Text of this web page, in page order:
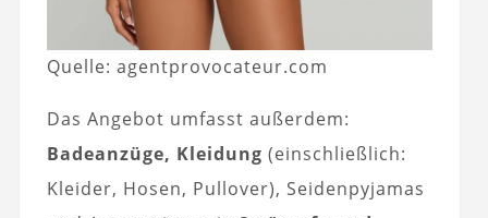
Quelle: agentprovocateur.com
Das Angebot umfasst außerdem:
Badeanzüge, Kleidung (einschließlich:
Kleider, Hosen, Pullover), Seidenpyjamas